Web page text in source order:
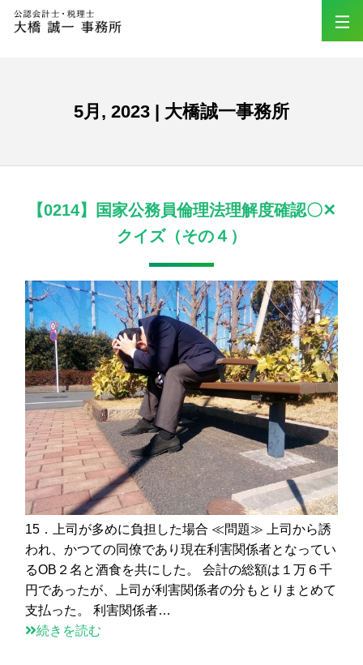
5月, 2023 | 大橋誠一事務所
【0214】国家公務員倫理法理解度確認〇✕
クイズ（その４）
15．上司が多めに負担した場合 ≪問題≫ 上司から誘
われ、かつての同僚であり現在利害関係者となってい
るOB２名と酒食を共にした。 会計の総額は１万６千
円であったが、上司が利害関係者の分もとりまとめて
支払った。 利害関係者…
続きを読む